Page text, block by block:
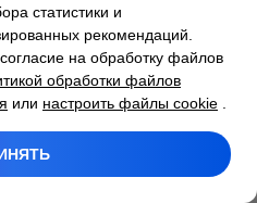
статистики и
рекомендаций.
на обработку файлов
обработки файлов
или настроить файлы cookie